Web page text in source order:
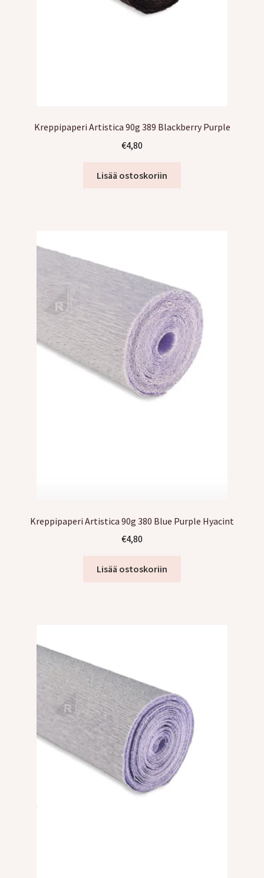
Kreppipaperi Artistica 90g 389 Blackberry Purple
€4,80
Lisää ostoskoriin
Kreppipaperi Artistica 90g 380 Blue Purple Hyacint
€4,80
Lisää ostoskoriin